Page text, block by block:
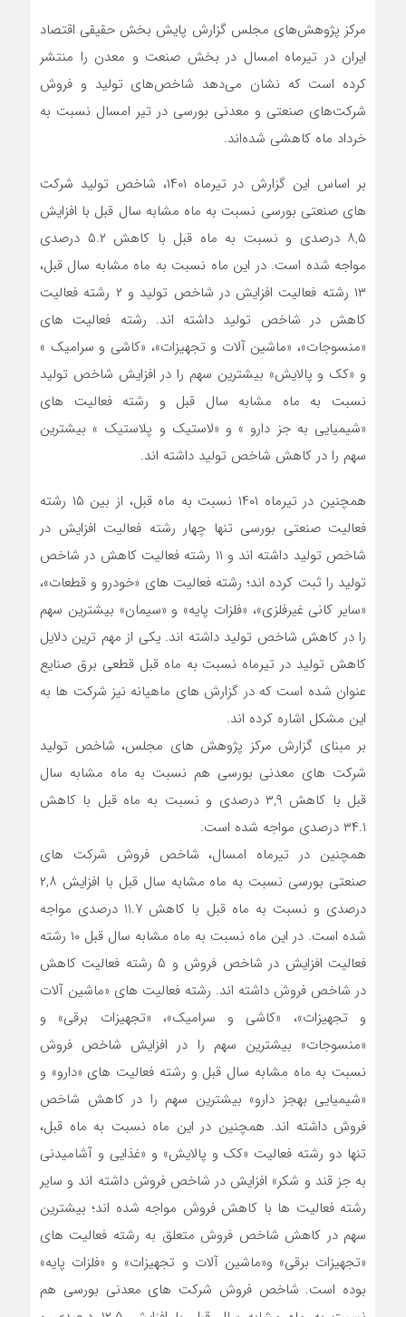
مرکز پژوهش‌های مجلس گزارش پایش بخش حقیقی اقتصاد
ایران در تیرماه امسال در بخش صنعت و معدن را منتشر
کرده است که نشان می‌دهد شاخص‌های تولید و فروش
شرکت‌های صنعتی و معدنی بورسی در تیر امسال نسبت به
خرداد ماه کاهشی شده‌اند.
بر اساس این گزارش در تیرماه ۱۴۰۱، شاخص تولید شرکت
های صنعتی بورسی نسبت به ماه مشابه سال قبل با افزایش
۸,۵ درصدی و نسبت به ماه قبل با کاهش ۵.۲ درصدی
مواجه شده است. در این ماه نسبت به ماه مشابه سال قبل،
۱۳ رشته فعالیت افزایش در شاخص تولید و ۲ رشته فعالیت
کاهش در شاخص تولید داشته اند. رشته فعالیت های
«منسوجات»، «ماشین آلات و تجهیزات»، «کاشی و سرامیک »
و «کک و پالایش» بیشترین سهم را در افزایش شاخص تولید
نسبت به ماه مشابه سال قبل و رشته فعالیت های
«شیمیایی به جز دارو » و «لاستیک و پلاستیک » بیشترین
سهم را در کاهش شاخص تولید داشته اند.
همچنین در تیرماه ۱۴۰۱ نسبت به ماه قبل، از بین ۱۵ رشته
فعالیت صنعتی بورسی تنها چهار رشته ‎فعالیت افزایش در
شاخص تولید داشته اند و ۱۱ رشته فعالیت کاهش در شاخص
تولید را ثبت کرده اند؛ رشته فعالیت های «خودرو و قطعات»،
«سایر کانی غیرفلزی»، «فلزات پایه» و «سیمان» بیشترین سهم
را در کاهش شاخص تولید داشته اند. یکی از مهم ترین دلایل
کاهش تولید در تیرماه نسبت به ماه قبل قطعی برق صنایع
عنوان شده است که در گزارش های ماهیانه نیز شرکت ها به
این مشکل اشاره کرده اند.
بر مبنای گزارش مرکز پژوهش های مجلس، شاخص تولید
شرکت های معدنی بورسی هم نسبت به ماه مشابه سال
قبل با کاهش ۳,۹ درصدی و نسبت به ماه قبل با کاهش
۳۴.۱ درصدی مواجه شده است.
همچنین در تیرماه امسال، شاخص فروش شرکت های
صنعتی بورسی نسبت به ماه مشابه سال قبل با افزایش ۲,۸
درصدی و نسبت به ماه قبل با کاهش ۱۱.۷ درصدی مواجه
شده است. در این ماه نسبت به ماه مشابه سال قبل ۱۰ رشته
فعالیت افزایش در شاخص فروش و ۵ رشته فعالیت کاهش
در شاخص فروش داشته اند. رشته فعالیت های «ماشین آلات
و تجهیزات»، «کاشی و سرامیک»، «تجهیزات برقی» و
«منسوجات» بیشترین سهم را در افزایش شاخص فروش
نسبت به ماه مشابه سال قبل و رشته فعالیت های «دارو» و
«شیمیایی به‎جز دارو» بیشترین سهم را در کاهش شاخص
فروش داشته اند. همچنین در این ماه نسبت به ماه قبل،
تنها دو رشته فعالیت «کک و پالایش» و «غذایی و آشامیدنی
به جز قند و شکر» افزایش در شاخص فروش داشته اند و سایر
رشته فعالیت ها با کاهش فروش مواجه شده اند؛ بیشترین
سهم در کاهش شاخص فروش متعلق به رشته فعالیت های
«تجهیزات برقی» و«ماشین آلات و تجهیزات» و «فلزات پایه»
بوده است. شاخص فروش شرکت های معدنی بورسی هم